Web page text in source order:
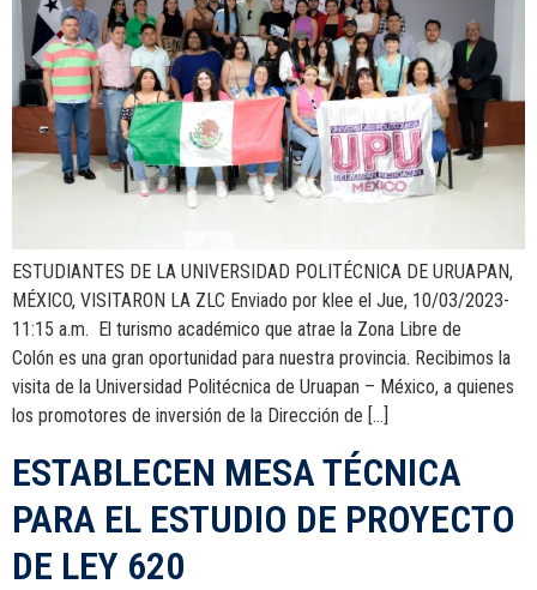
ESTUDIANTES DE LA UNIVERSIDAD POLITÉCNICA DE URUAPAN,
MÉXICO, VISITARON LA ZLC Enviado por klee el Jue, 10/03/2023-
11:15 a.m. El turismo académico que atrae la Zona Libre de
Colón es una gran oportunidad para nuestra provincia. Recibimos la
visita de la Universidad Politécnica de Uruapan – México, a quienes
los promotores de inversión de la Dirección de […]
ESTABLECEN MESA TÉCNICA
PARA EL ESTUDIO DE PROYECTO
DE LEY 620